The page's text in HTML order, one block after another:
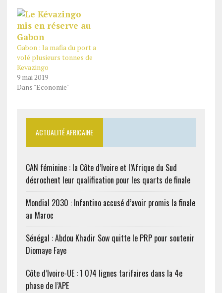
Gabon : la mafia du port a
volé plusieurs tonnes de
Kevazingo
9 mai 2019
Dans "Economie"
ACTUALITÉ AFRICAINE
CAN féminine : la Côte d’Ivoire et l’Afrique du Sud
décrochent leur qualification pour les quarts de finale
Mondial 2030 : Infantino accusé d’avoir promis la finale
au Maroc
Sénégal : Abdou Khadir Sow quitte le PRP pour soutenir
Diomaye Faye
Côte d’Ivoire-UE : 1 074 lignes tarifaires dans la 4e
phase de l’APE